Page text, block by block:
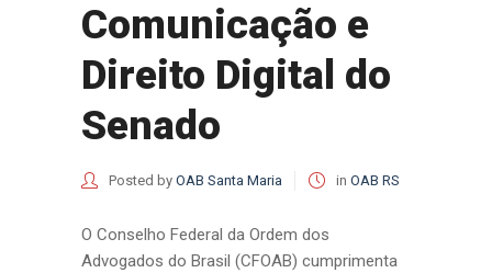
Comunicação e
Direito Digital do
Senado
Posted by OAB Santa Maria in OAB RS
O Conselho Federal da Ordem dos
Advogados do Brasil (CFOAB) cumprimenta